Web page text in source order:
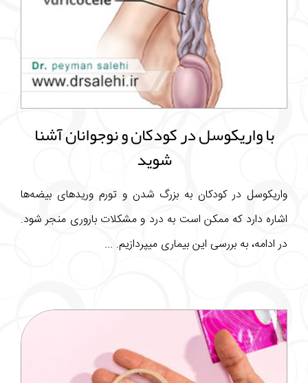
با واریکوسل در کودکان و نوجوانان آشنا
شوید
واریکوسل در کودکان به بزرگ شدن و تورم وریدهای بیضه‌ها
اشاره دارد که ممکن است به درد و مشکلات باروری منجر شود.
در ادامه، به بررسی این بیماری میپردازیم. ...